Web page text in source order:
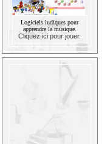
Logiciels ludiques pour
apprendre la musique.
Cliquez ici pour jouer.